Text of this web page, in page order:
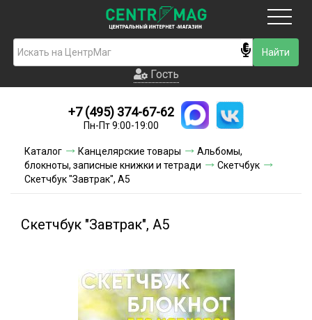
Гость
Новинки
Условия доставки
Условия оплаты
Гость
+7 (495) 374-67-62
Пн-Пт 9:00-19:00
Каталог Канцелярские товары
Альбомы,
блокноты, записные книжки и тетради
Скетчбук
Скетчбук "Завтрак", А5
Скетчбук "Завтрак", А5